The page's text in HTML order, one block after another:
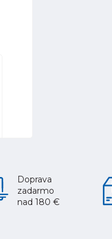
Doprava
zadarmo
nad 180 €